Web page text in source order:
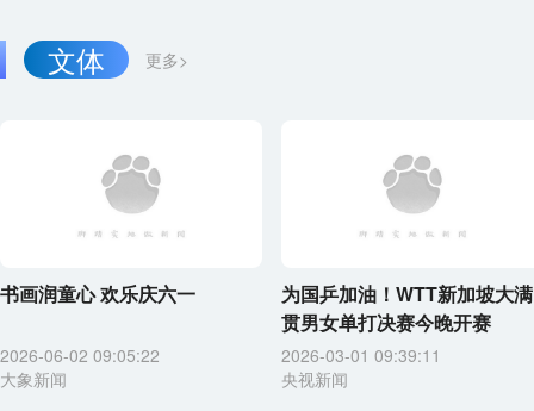
更多>
文体
书画润童心 欢乐庆六一
2026-06-02 09:05:22
大象新闻
为国乒加油！WTT新加坡大满
贯男女单打决赛今晚开赛
2026-03-01 09:39:11
央视新闻